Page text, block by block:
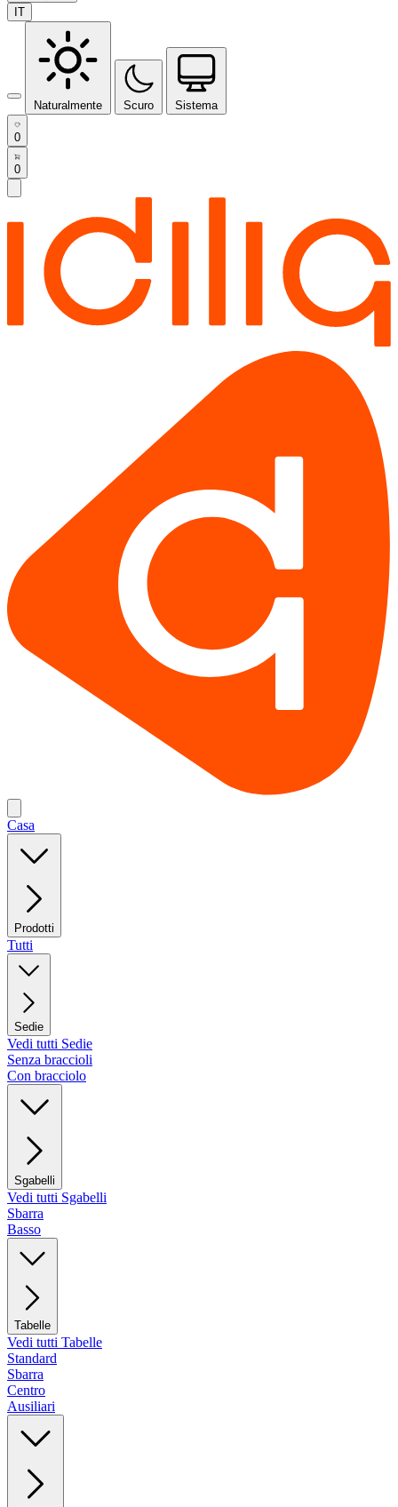
IT
Naturalmente Scuro Sistema
0
0
Casa
Prodotti
Tutti
Sedie
Vedi tutti Sedie
Senza braccioli
Con bracciolo
Sgabelli
Vedi tutti Sgabelli
Sbarra
Basso
Tabelle
Vedi tutti Tabelle
Standard
Sbarra
Centro
Ausiliari